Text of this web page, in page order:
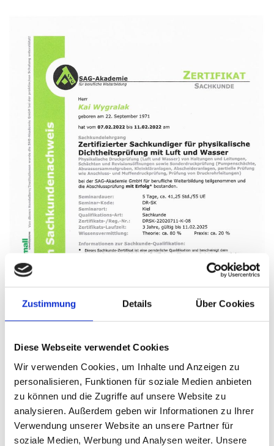
Zustimmung Details Über Cookies
Diese Webseite verwendet Cookies
Wir verwenden Cookies, um Inhalte und Anzeigen zu
personalisieren, Funktionen für soziale Medien anbieten
zu können und die Zugriffe auf unsere Website zu
analysieren. Außerdem geben wir Informationen zu Ihrer
Verwendung unserer Website an unsere Partner für
soziale Medien, Werbung und Analysen weiter. Unsere